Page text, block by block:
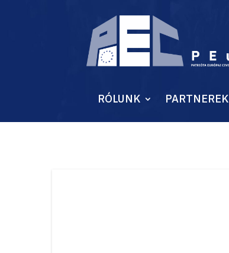
RÓLUNK PARTNEREK